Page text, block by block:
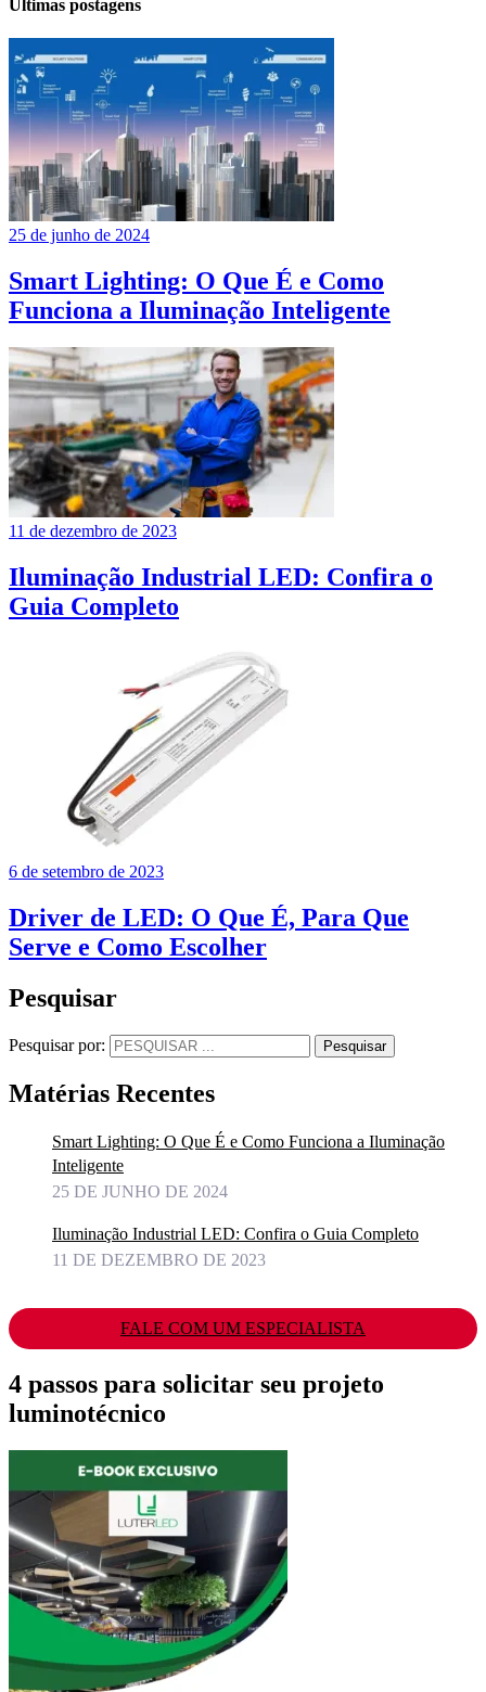
Últimas postagens
25 de junho de 2024
Smart Lighting: O Que É e Como
Funciona a Iluminação Inteligente
11 de dezembro de 2023
Iluminação Industrial LED: Confira o
Guia Completo
6 de setembro de 2023
Driver de LED: O Que É, Para Que
Serve e Como Escolher
Pesquisar
Pesquisar por: Pesquisar
Matérias Recentes
Smart Lighting: O Que É e Como Funciona a Iluminação
Inteligente
25 DE JUNHO DE 2024
Iluminação Industrial LED: Confira o Guia Completo
11 DE DEZEMBRO DE 2023
FALE COM UM ESPECIALISTA
4 passos para solicitar seu projeto
luminotécnico